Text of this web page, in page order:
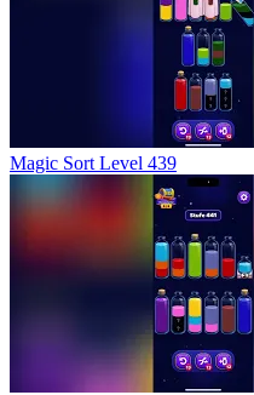
Magic Sort Level 439